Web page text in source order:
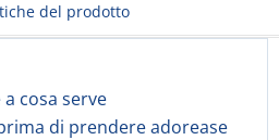
del prodotto
a cosa serve
di prendere adorease